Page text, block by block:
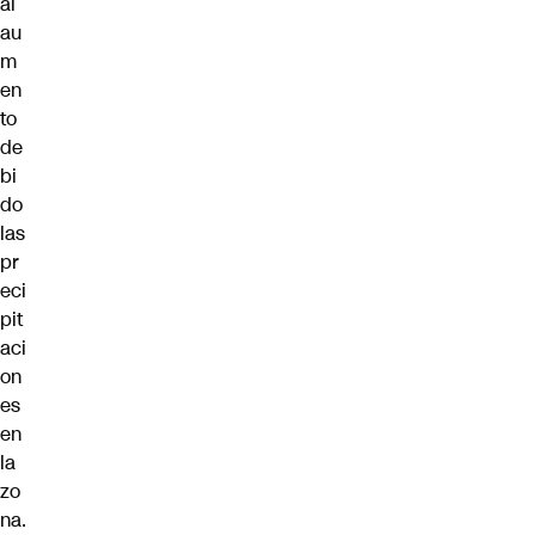
au
m
en
to
de
bi
do
las
pr
eci
pit
aci
on
es
en
la
zo
na.